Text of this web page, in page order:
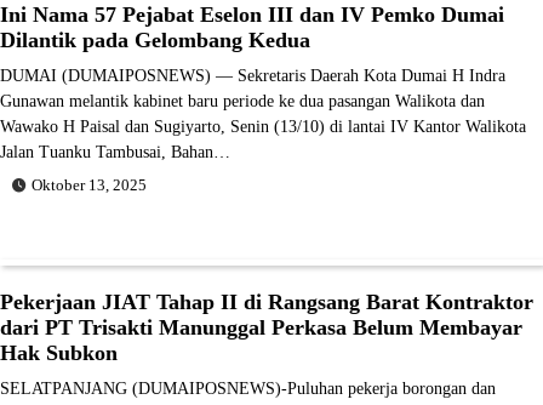
Ini Nama 57 Pejabat Eselon III dan IV Pemko Dumai
Dilantik pada Gelombang Kedua
DUMAI (DUMAIPOSNEWS) — Sekretaris Daerah Kota Dumai H Indra
Gunawan melantik kabinet baru periode ke dua pasangan Walikota dan
Wawako H Paisal dan Sugiyarto, Senin (13/10) di lantai IV Kantor Walikota
Jalan Tuanku Tambusai, Bahan…
Oktober 13, 2025
Pekerjaan JIAT Tahap II di Rangsang Barat Kontraktor
dari PT Trisakti Manunggal Perkasa Belum Membayar
Hak Subkon
SELATPANJANG (DUMAIPOSNEWS)-Puluhan pekerja borongan dan